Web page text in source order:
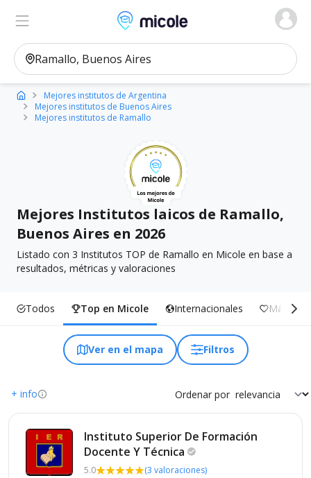
Micole, buscador de colegios
Ver en el mapa
Mejores institutos de Argentina
Mejores institutos de Buenos Aires
Mejores institutos de Ramallo
Mejores Institutos laicos de Ramallo,
Buenos Aires en 2026
Listado con 3 Institutos TOP de Ramallo en Micole en base a
resultados, métricas y valoraciones
Todos Top en Micole Internacionales Más
Ver en el mapa Filtros
+ info Ordenar por
Instituto Superior De Formación
Docente Y Técnica
5.0 (3 valoraciones)